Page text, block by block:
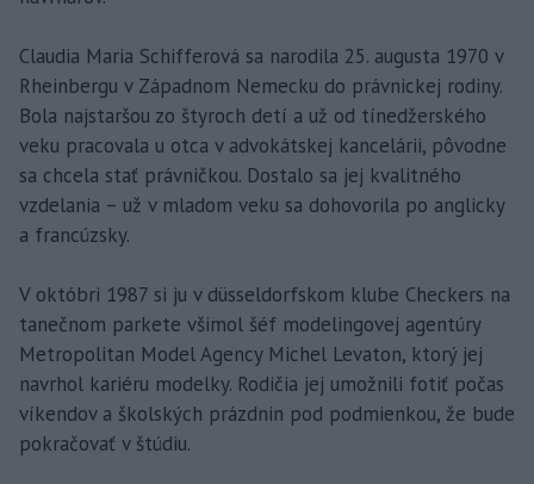
Claudia Maria Schifferová sa narodila 25. augusta 1970 v
Rheinbergu v Západnom Nemecku do právnickej rodiny.
Bola najstaršou zo štyroch detí a už od tínedžerského
veku pracovala u otca v advokátskej kancelárii, pôvodne
sa chcela stať právničkou. Dostalo sa jej kvalitného
vzdelania – už v mladom veku sa dohovorila po anglicky
a francúzsky.
V októbri 1987 si ju v düsseldorfskom klube Checkers na
tanečnom parkete všimol šéf modelingovej agentúry
Metropolitan Model Agency Michel Levaton, ktorý jej
navrhol kariéru modelky. Rodičia jej umožnili fotiť počas
víkendov a školských prázdnin pod podmienkou, že bude
pokračovať v štúdiu.